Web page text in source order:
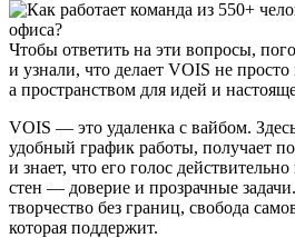
Чтобы ответить на эти вопросы,
и узнали, что делает VOIS не
а пространством для идей и
VOIS — это удаленка с вайбом.
удобный график работы, получает
и знает, что его голос
стен — доверие и прозрачные
творчество без границ, свобода
которая поддержит.